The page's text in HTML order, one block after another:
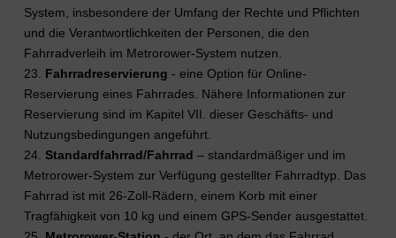
System, insbesondere der Umfang der Rechte und Pflichten
und die Verantwortlichkeiten der Personen, die den
Fahrradverleih im Metrorower-System nutzen.
23. Fahrradreservierung - eine Option für Online-
Reservierung eines Fahrrades. Nähere Informationen zur
Reservierung sind im Kapitel VII. dieser Geschäfts- und
Nutzungsbedingungen angeführt.
24. Standardfahrrad/Fahrrad – standardmäßiger und im
Metrorower-System zur Verfügung gestellter Fahrradtyp. Das
Fahrrad ist mit 26-Zoll-Rädern, einem Korb mit einer
Tragfähigkeit von 10 kg und einem GPS-Sender ausgestattet.